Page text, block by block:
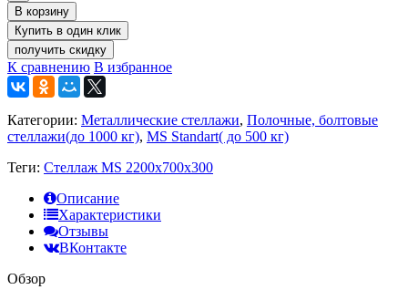
В корзину
получить скидку
К сравнению В избранное
Категории: Металлические стеллажи, Полочные, болтовые
стеллажи(до 1000 кг), MS Standart( до 500 кг)
Теги: Стеллаж MS 2200x700x300
Описание
Характеристики
Отзывы
ВКонтакте
Обзор